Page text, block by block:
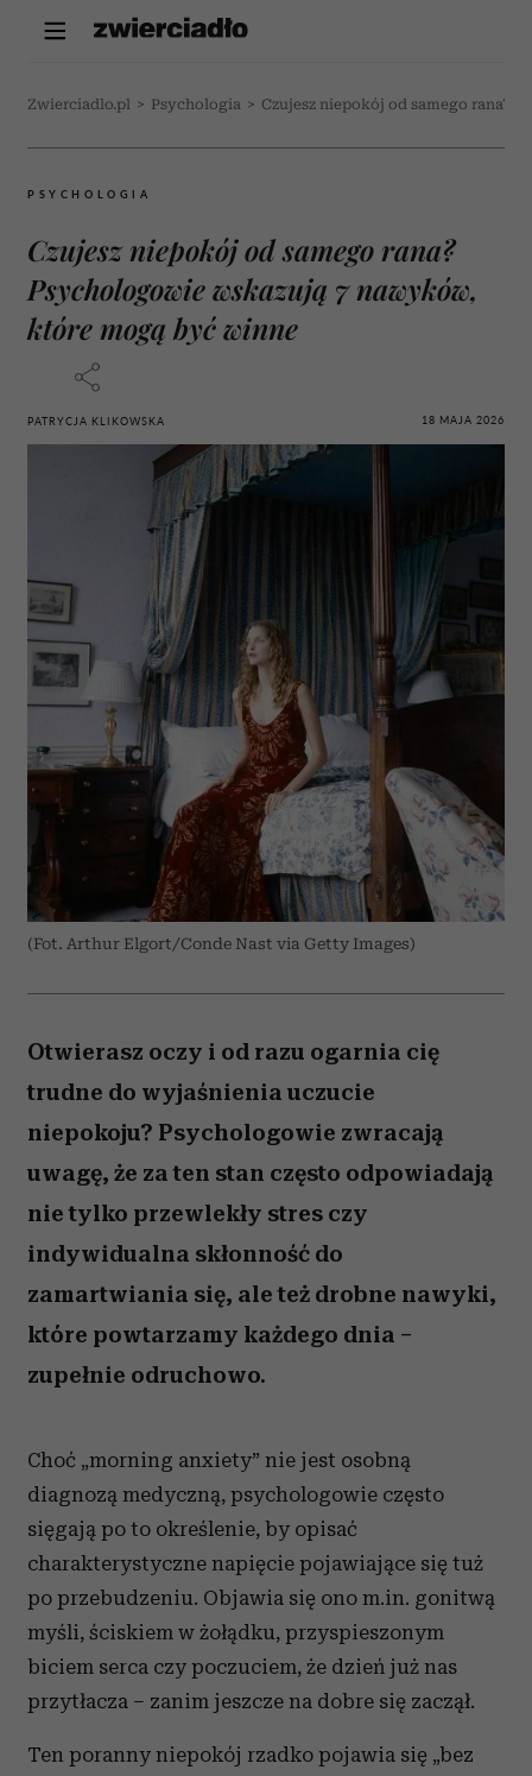
Zwierciadlo.pl > Psychologia > Czujesz niepokój od samego rana?
PSYCHOLOGIA
Czujesz niepokój od samego rana?
Psychologowie wskazują 7 nawyków,
które mogą być winne
PATRYCJA KLIKOWSKA 18 MAJA 2026
(Fot. Arthur Elgort/Conde Nast via Getty Images)
Otwierasz oczy i od razu ogarnia cię
trudne do wyjaśnienia uczucie
niepokoju? Psychologowie zwracają
uwagę, że za ten stan często odpowiadają
nie tylko przewlekły stres czy
indywidualna skłonność do
zamartwiania się, ale też drobne nawyki,
które powtarzamy każdego dnia –
zupełnie odruchowo.
Choć „morning anxiety” nie jest osobną
diagnozą medyczną, psychologowie często
sięgają po to określenie, by opisać
charakterystyczne napięcie pojawiające się tuż
po przebudzeniu. Objawia się ono m.in. gonitwą
myśli, ściskiem w żołądku, przyspieszonym
biciem serca czy poczuciem, że dzień już nas
przytłacza – zanim jeszcze na dobre się zaczął.
Ten poranny niepokój rzadko pojawia się „bez